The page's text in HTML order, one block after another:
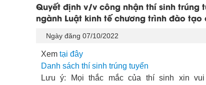
Quyết định v/v công nhận thí sinh trúng
ngành Luật kinh tế chương trình đào
Ngày đăng 07/10/2022
Xem tại đây
Danh sách thí sinh trúng tuyển
Lưu ý: Mọi thắc mắc của thí sinh xin